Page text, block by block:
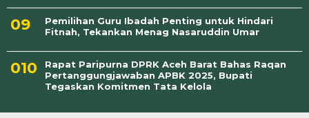
Pemilihan Guru Ibadah Penting untuk Hindari
Fitnah, Tekankan Menag Nasaruddin Umar
Rapat Paripurna DPRK Aceh Barat Bahas Raqan
Pertanggungjawaban APBK 2025, Bupati
Tegaskan Komitmen Tata Kelola